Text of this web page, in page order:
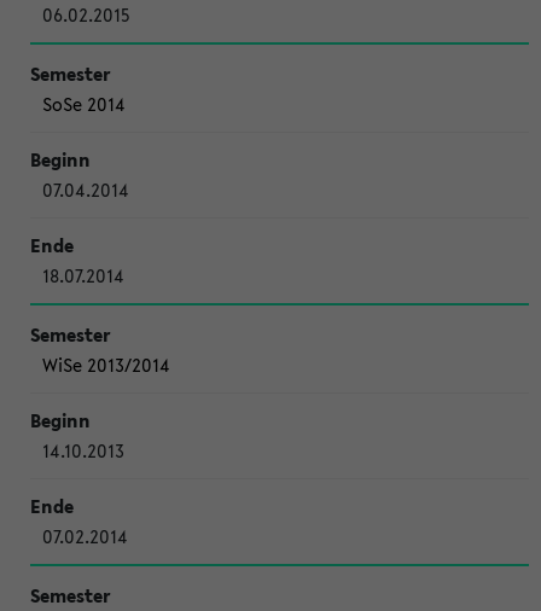
06.02.2015
SoSe 2014
07.04.2014
18.07.2014
WiSe 2013/2014
14.10.2013
07.02.2014